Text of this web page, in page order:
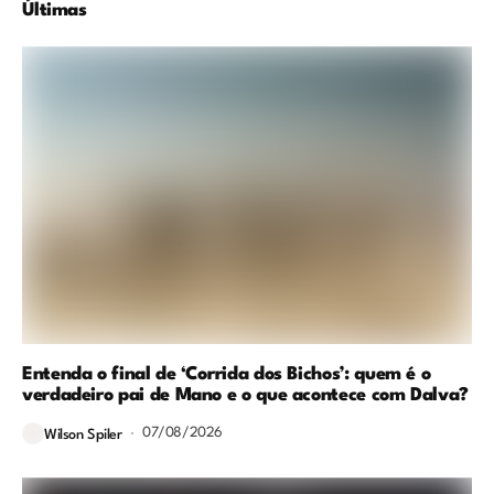
Últimas
Entenda o final de ‘Corrida dos Bichos’: quem é o
verdadeiro pai de Mano e o que acontece com Dalva?
Wilson Spiler 07/08/2026